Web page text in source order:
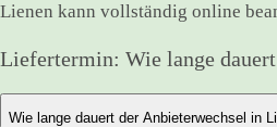
Lienen kann vollständig online
Liefertermin: Wie lange dauert
Wie lange dauert der Anbieterwechsel in